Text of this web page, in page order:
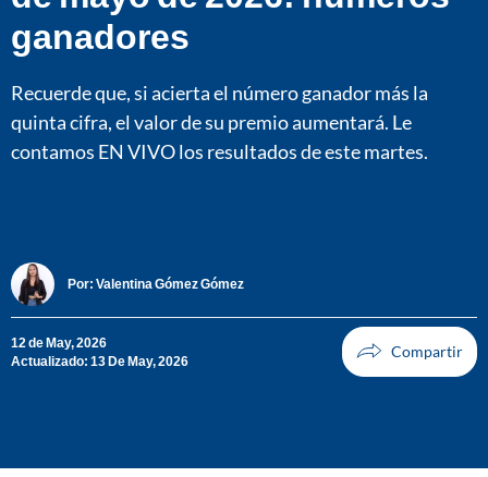
ganadores
Recuerde que, si acierta el número ganador más la
quinta cifra, el valor de su premio aumentará. Le
contamos EN VIVO los resultados de este martes.
Por: Valentina Gómez Gómez
12 de May, 2026
Actualizado: 13 De May, 2026